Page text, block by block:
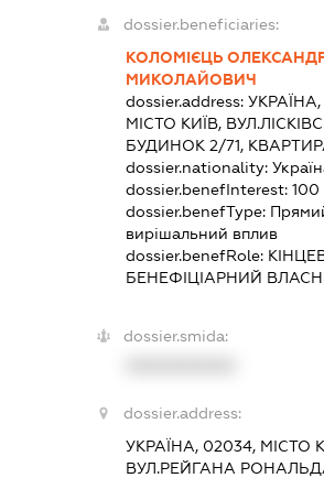
dossier.beneficiaries:
КОЛОМІЄЦЬ
МИКОЛАЙОВИЧ
dossier.address: УКРАЇНА,
МІСТО КИЇВ,
БУДИНОК 2/71,
dossier.nationality:
dossier.benefInterest: 100
dossier.benefType:
вирішальний вплив
dossier.benefRole:
БЕНЕФІЦІАРНИЙ
dossier.smida:
dossier.address:
УКРАЇНА, 02034, МІСТО
ВУЛ.РЕЙГАНА